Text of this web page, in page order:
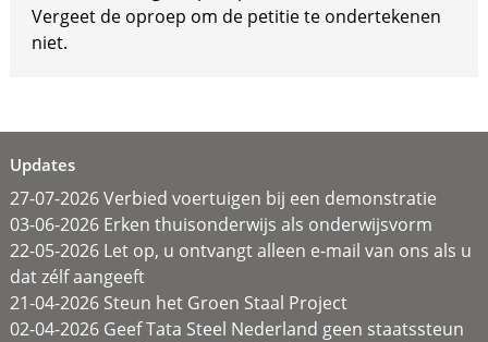
Vergeet de oproep om de petitie te ondertekenen
niet.
Updates
27-07-2026 Verbied voertuigen bij een demonstratie
03-06-2026 Erken thuisonderwijs als onderwijsvorm
22-05-2026 Let op, u ontvangt alleen e-mail van ons als u
dat zélf aangeeft
21-04-2026 Steun het Groen Staal Project
02-04-2026 Geef Tata Steel Nederland geen staatssteun